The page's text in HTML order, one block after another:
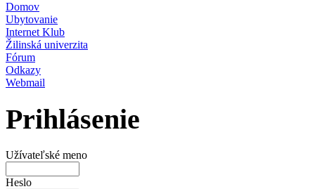
Domov
Ubytovanie
Internet Klub
Žilinská univerzita
Fórum
Odkazy
Webmail
Prihlásenie
Užívateľské meno
Heslo